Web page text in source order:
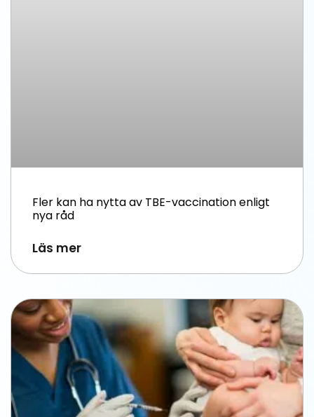
Fler kan ha nytta av TBE-vaccination enligt
nya råd
Läs mer